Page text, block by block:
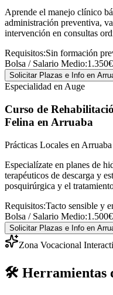
Aprende el manejo clínico
administración preventiva,
intervención en consultas
Requisitos:Sin formación
Bolsa / Salario Medio:
Solicitar Plazas e Info en
Especialidad en Auge
Curso de
Felina en Arruaba
Prácticas Locales en
Especialízate en planes de
terapéuticos de descarga y
posquirúrgica y el
Requisitos:Tacto sensible y
Bolsa / Salario Medio:
Solicitar Plazas e Info en
Zona Vocacional
🛠️ Herramientas